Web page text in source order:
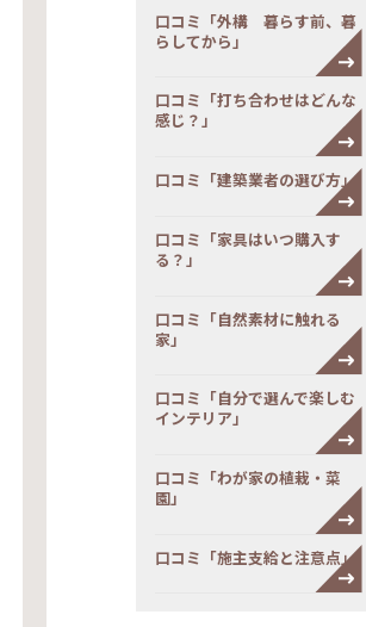
口コミ「外構 暮らす前、暮
らしてから」
口コミ「打ち合わせはどんな
感じ？」
口コミ「建築業者の選び方」
口コミ「家具はいつ購入す
る？」
口コミ「自然素材に触れる
家」
口コミ「自分で選んで楽しむ
インテリア」
口コミ「わが家の植栽・菜
園」
口コミ「施主支給と注意点」